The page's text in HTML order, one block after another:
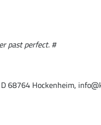
past perfect. #
68764 Hockenheim,